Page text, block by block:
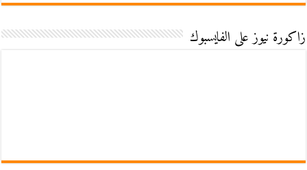
زاكورة نيوز على الفايسبوك